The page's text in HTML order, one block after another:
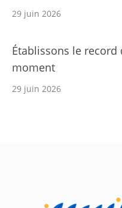
29 juin 2026
Établissons le
moment
29 juin 2026